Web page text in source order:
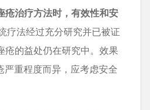
治疗方法时，有效性和安
疗法经过充分研究并已被证
疮的益处仍在研究中。效果
严重程度而异，应考虑安全